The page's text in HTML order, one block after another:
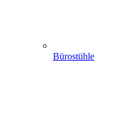
Bürostühle